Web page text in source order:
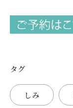
タグ
しみ